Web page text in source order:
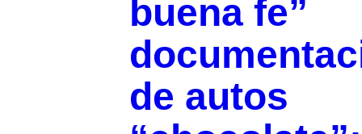
buena fe”
de autos